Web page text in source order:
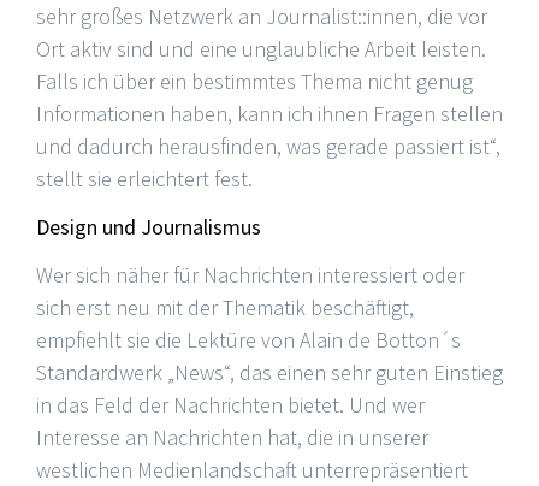
sehr großes Netzwerk an Journalist::innen, die vor
Ort aktiv sind und eine unglaubliche Arbeit leisten.
Falls ich über ein bestimmtes Thema nicht genug
Informationen haben, kann ich ihnen Fragen stellen
und dadurch herausfinden, was gerade passiert ist“,
stellt sie erleichtert fest.
Design und Journalismus
Wer sich näher für Nachrichten interessiert oder
sich erst neu mit der Thematik beschäftigt,
empfiehlt sie die Lektüre von Alain de Botton´s
Standardwerk „News“, das einen sehr guten Einstieg
in das Feld der Nachrichten bietet. Und wer
Interesse an Nachrichten hat, die in unserer
westlichen Medienlandschaft unterrepräsentiert